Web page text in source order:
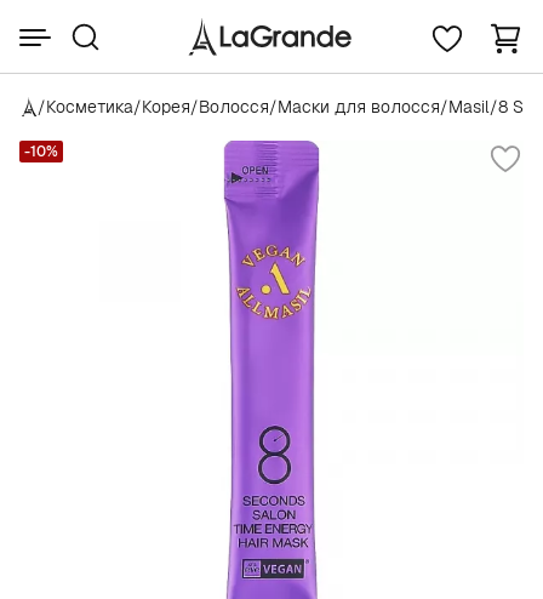
/Косметика/Корея/Волосся/Маски для волосся/Masil/8
-10%